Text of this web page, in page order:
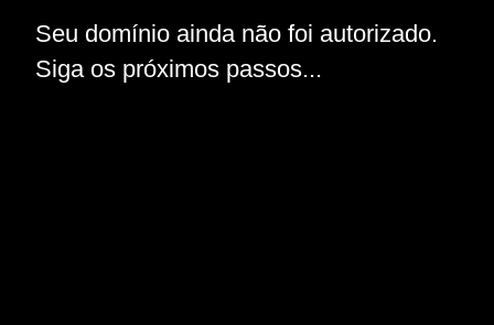
Seu domínio ainda não foi autorizado.
Siga os próximos passos...